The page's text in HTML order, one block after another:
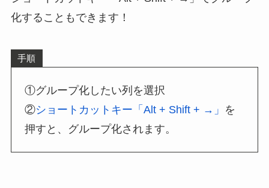
化することもできます！
手順
①グループ化したい列を選択
②ショートカットキー「Alt + Shift + →」 を
押すと、グループ化されます。